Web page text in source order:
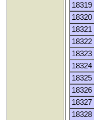
18319
18320
18321
18322
18323
18324
18325
18326
18327
18328